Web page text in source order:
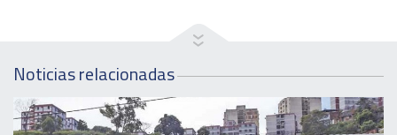
Noticias relacionadas